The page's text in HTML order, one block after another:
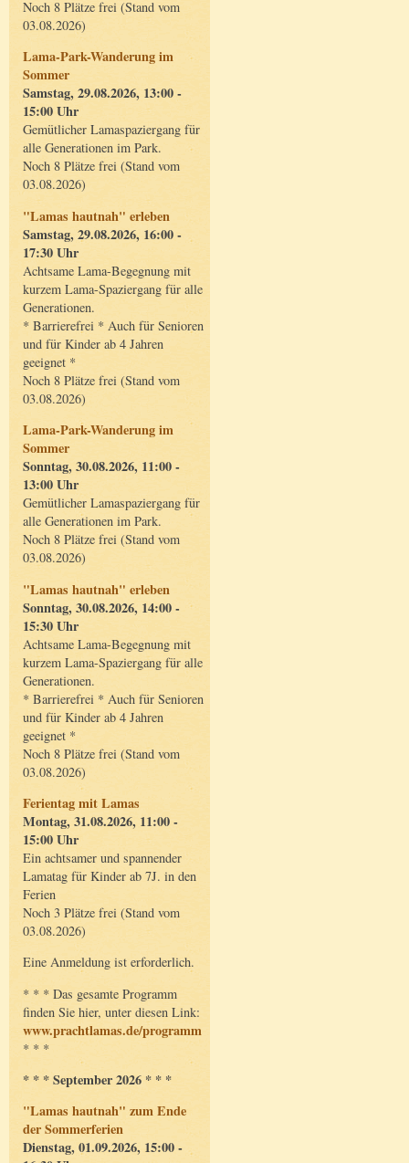
Noch 8 Plätze frei (Stand vom
03.08.2026)
Lama-Park-Wanderung im
Sommer
Samstag, 29.08.2026, 13:00 -
15:00 Uhr
Gemütlicher Lamaspaziergang für
alle Generationen im Park.
Noch 8 Plätze frei (Stand vom
03.08.2026)
"Lamas hautnah" erleben
Samstag, 29.08.2026, 16:00 -
17:30 Uhr
Achtsame Lama-Begegnung mit
kurzem Lama-Spaziergang für alle
Generationen.
* Barrierefrei * Auch für Senioren
und für Kinder ab 4 Jahren
geeignet *
Noch 8 Plätze frei (Stand vom
03.08.2026)
Lama-Park-Wanderung im
Sommer
Sonntag, 30.08.2026, 11:00 -
13:00 Uhr
Gemütlicher Lamaspaziergang für
alle Generationen im Park.
Noch 8 Plätze frei (Stand vom
03.08.2026)
"Lamas hautnah" erleben
Sonntag, 30.08.2026, 14:00 -
15:30 Uhr
Achtsame Lama-Begegnung mit
kurzem Lama-Spaziergang für alle
Generationen.
* Barrierefrei * Auch für Senioren
und für Kinder ab 4 Jahren
geeignet *
Noch 8 Plätze frei (Stand vom
03.08.2026)
Ferientag mit Lamas
Montag, 31.08.2026, 11:00 -
15:00 Uhr
Ein achtsamer und spannender
Lamatag für Kinder ab 7J. in den
Ferien
Noch 3 Plätze frei (Stand vom
03.08.2026)
Eine Anmeldung ist erforderlich.
* * * Das gesamte Programm
finden Sie hier, unter diesen Link:
www.prachtlamas.de/programm
* * *
* * * September 2026 * * *
"Lamas hautnah" zum Ende
der Sommerferien
Dienstag, 01.09.2026, 15:00 -